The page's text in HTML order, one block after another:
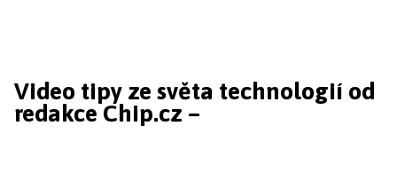
Video tipy ze světa technologií od
redakce Chip.cz –